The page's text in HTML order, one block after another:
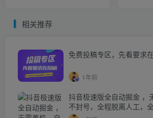
相关推荐
免费投稿专区，先看要求在
1年前
抖音极速版全自动掘金 ，
不封号，全程脱离人工，